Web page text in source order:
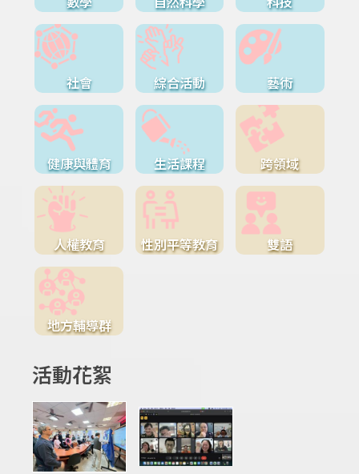
社會 綜合活動 藝術
健康與體育 生活課程 跨領域
人權教育 性別平等教育 雙語
地方輔導群
活動花絮